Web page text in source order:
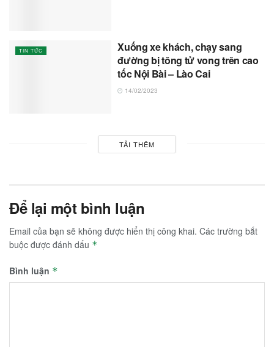
TIN TỨC
Xuống xe khách, chạy sang
đường bị tông tử vong trên cao
tốc Nội Bài – Lào Cai
14/02/2023
TẢI THÊM
Để lại một bình luận
Email của bạn sẽ không được hiển thị công khai. Các trường bắt
buộc được đánh dấu *
Bình luận *